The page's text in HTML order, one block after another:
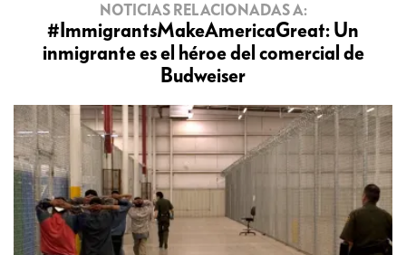
NOTICIAS RELACIONADAS A:
#ImmigrantsMakeAmericaGreat: Un
inmigrante es el héroe del comercial de
Budweiser